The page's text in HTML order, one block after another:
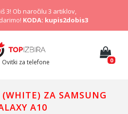
3! Ob naročilu 3 artiklov,
KODA: kupis2dobis3
Ovitki za telefone 0
ZA SAMSUNG
A10